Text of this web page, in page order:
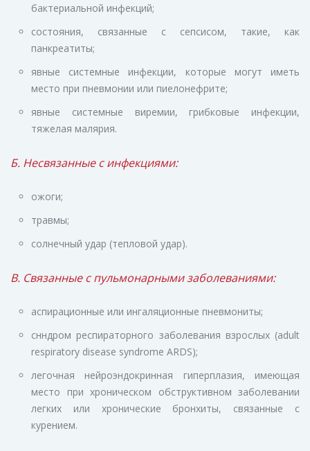
бактериальной инфекций;
состояния, связанные с сепсисом, такие, как
панкреатиты;
явные системные инфекции, которые могут иметь
место при пневмонии или пиелонефрите;
явные системные виремии, грибковые инфекции,
тяжелая малярия.
Б. Несвязанные с инфекциями:
ожоги;
травмы;
солнечный удар (тепловой удар).
В. Связанные с пульмонарными заболеваниями:
аспирационные или ингаляционные пневмониты;
снндром респираторного заболевания взрослых (adult
respiratory disease syndrome ARDS);
легочная нейроэндокринная гиперплазия, имеющая
место при хроническом обструктивном заболевании
легких или хронические бронхиты, связанные с
курением.